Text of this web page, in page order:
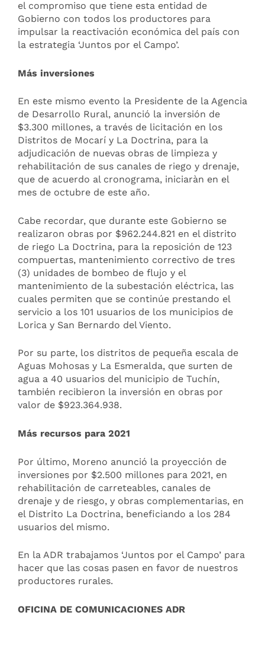
el compromiso que tiene esta entidad de
Gobierno con todos los productores para
impulsar la reactivación económica del país con
la estrategia ‘Juntos por el Campo’.
Más inversiones
En este mismo evento la Presidente de la Agencia
de Desarrollo Rural, anunció la inversión de
$3.300 millones, a través de licitación en los
Distritos de Mocarí y La Doctrina, para la
adjudicación de nuevas obras de limpieza y
rehabilitación de sus canales de riego y drenaje,
que de acuerdo al cronograma, iniciaràn en el
mes de octubre de este año.
Cabe recordar, que durante este Gobierno se
realizaron obras por $962.244.821 en el distrito
de riego La Doctrina, para la reposición de 123
compuertas, mantenimiento correctivo de tres
(3) unidades de bombeo de flujo y el
mantenimiento de la subestación eléctrica, las
cuales permiten que se continúe prestando el
servicio a los 101 usuarios de los municipios de
Lorica y San Bernardo del Viento.
Por su parte, los distritos de pequeña escala de
Aguas Mohosas y La Esmeralda, que surten de
agua a 40 usuarios del municipio de Tuchín,
también recibieron la inversión en obras por
valor de $923.364.938.
Más recursos para 2021
Por último, Moreno anunció la proyección de
inversiones por $2.500 millones para 2021, en
rehabilitación de carreteables, canales de
drenaje y de riesgo, y obras complementarias, en
el Distrito La Doctrina, beneficiando a los 284
usuarios del mismo.
En la ADR trabajamos ‘Juntos por el Campo’ para
hacer que las cosas pasen en favor de nuestros
productores rurales.
OFICINA DE COMUNICACIONES ADR